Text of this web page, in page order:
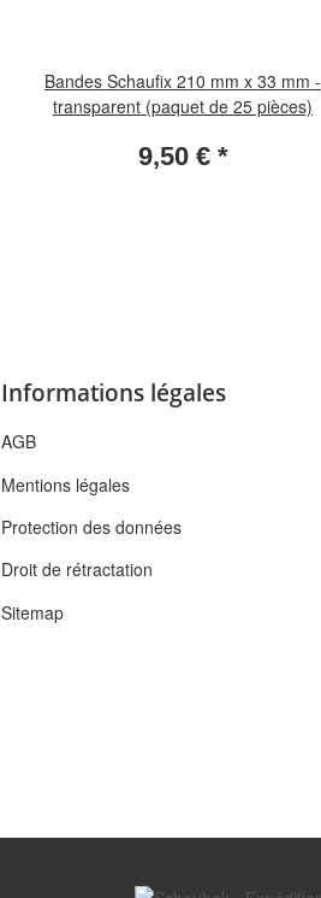
Bandes Schaufix 210 mm x 33 mm -
transparent (paquet de 25 pièces)
9,50 € *
Informations légales
AGB
Mentions légales
Protection des données
Droit de rétractation
Sitemap